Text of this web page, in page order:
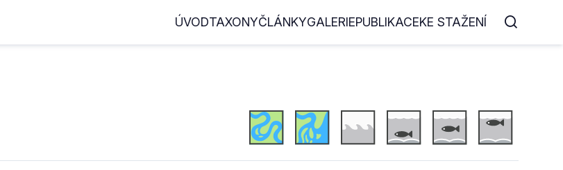
ÚVODTAXONYČLÁNKYGALERIEPUBLIKACEKE STAŽENÍ